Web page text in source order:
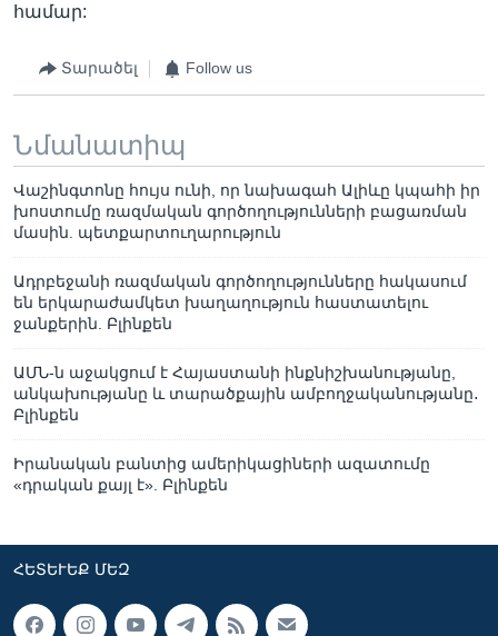
համար:
Տարածել Follow us
Նմանատիպ
Վաշինգտոնը հույս ունի, որ նախագահ Ալիևը կպահի իր
խոստումը ռազմական գործողությունների բացառման
մասին. պետքարտուղարություն
Ադրբեջանի ռազմական գործողությունները հակասում
են երկարաժամկետ խաղաղություն հաստատելու
ջանքերին. Բլինքեն
ԱՄՆ-ն աջակցում է Հայաստանի ինքնիշխանությանը,
անկախությանը և տարածքային ամբողջականությանը․
Բլինքեն
Իրանական բանտից ամերիկացիների ազատումը
«դրական քայլ է». Բլինքեն
ՀԵՏԵՒԵՔ ՄԵԶ